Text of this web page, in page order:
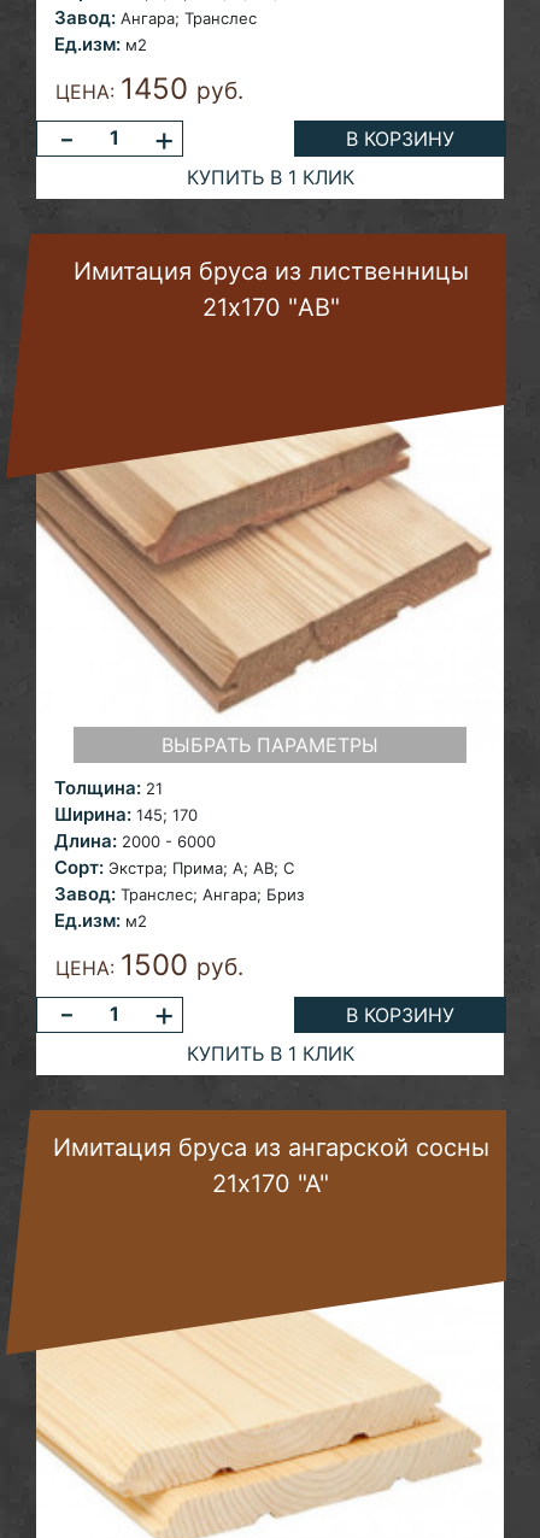
Завод: Ангара; Транслес
Ед.изм: м2
ЦЕНА: 1450 руб.
- +
В КОРЗИНУ
КУПИТЬ В 1 КЛИК
Имитация бруса из лиственницы
21х170 "AB"
ВЫБРАТЬ ПАРАМЕТРЫ
Толщина: 21
Ширина: 145; 170
Длина: 2000 - 6000
Сорт: Экстра; Прима; A; AB; С
Завод: Транслес; Ангара; Бриз
Ед.изм: м2
ЦЕНА: 1500 руб.
- +
В КОРЗИНУ
КУПИТЬ В 1 КЛИК
Имитация бруса из ангарской сосны
21х170 "А"